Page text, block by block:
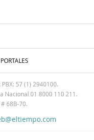
57 (1) 2940100.
Nacional 01 8000 110 211.
68B-70.